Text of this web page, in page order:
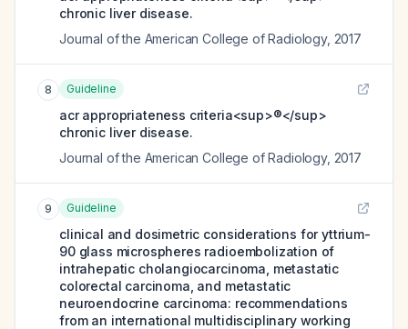
chronic liver disease.
Journal of the American College of Radiology, 2017
8 Guideline
acr appropriateness criteria<sup>®</sup>
chronic liver disease.
Journal of the American College of Radiology, 2017
9 Guideline
clinical and dosimetric considerations for yttrium-
90 glass microspheres radioembolization of
intrahepatic cholangiocarcinoma, metastatic
colorectal carcinoma, and metastatic
neuroendocrine carcinoma: recommendations
from an international multidisciplinary working